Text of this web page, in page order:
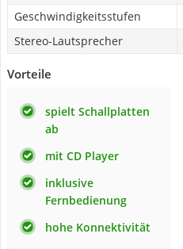
Geschwindigkeitsstufen
Stereo-Lautsprecher
Vorteile
spielt Schallplatten
ab
mit CD Player
inklusive
Fernbedienung
hohe Konnektivität